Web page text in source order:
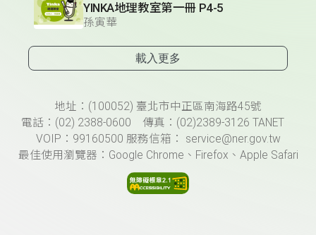
YINKA地理教室第一冊 P4-5
孫寅華
載入更多
頁尾資訊地址：(100052) 臺北市中正區南海路45號
電話：(02) 2388-0600 傳真：(02)2389-3126 TANET
VOIP：99160500 服務信箱： service@ner.gov.tw
最佳使用瀏覽器：Google Chrome、Firefox、Apple Safari